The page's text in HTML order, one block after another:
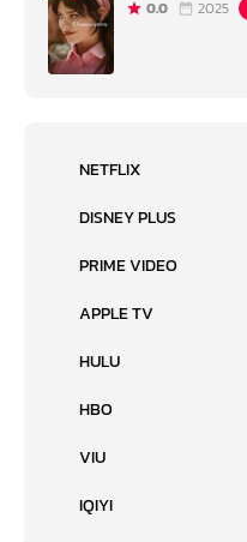
0.0 2025
NETFLIX
DISNEY PLUS
PRIME VIDEO
APPLE TV
HULU
HBO
VIU
IQIYI